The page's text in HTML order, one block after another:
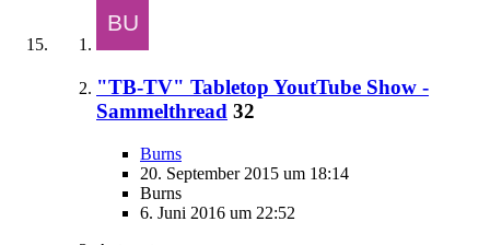
"TB-TV" Tabletop YoutTube Show -
Sammelthread 32
Burns
20. September 2015 um 18:14
Burns
6. Juni 2016 um 22:52